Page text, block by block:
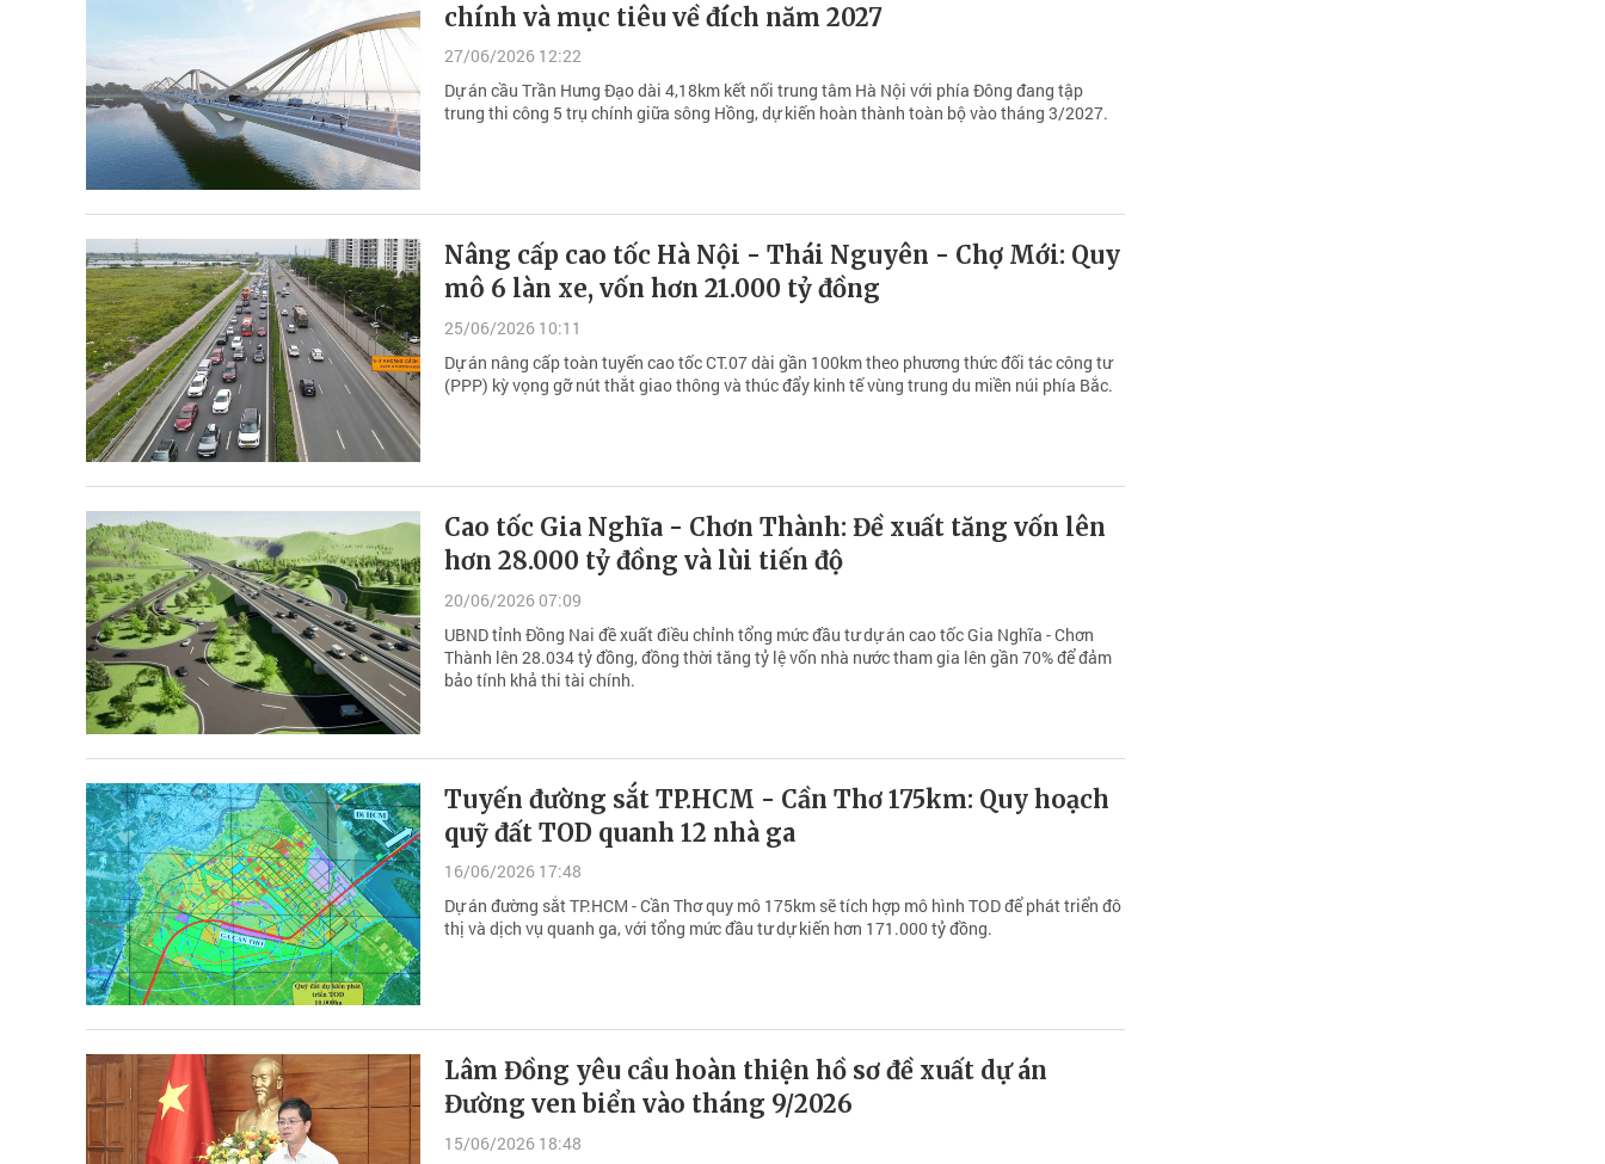
chính và mục tiêu về đích năm 2027
27/06/2026 12:22
Dự án cầu Trần Hưng Đạo dài 4,18km kết nối trung tâm Hà Nội với phía Đông đang tập
trung thi công 5 trụ chính giữa sông Hồng, dự kiến hoàn thành toàn bộ vào tháng 3/2027.
Nâng cấp cao tốc Hà Nội - Thái Nguyên - Chợ Mới: Quy
mô 6 làn xe, vốn hơn 21.000 tỷ đồng
25/06/2026 10:11
Dự án nâng cấp toàn tuyến cao tốc CT.07 dài gần 100km theo phương thức đối tác công tư
(PPP) kỳ vọng gỡ nút thắt giao thông và thúc đẩy kinh tế vùng trung du miền núi phía Bắc.
Cao tốc Gia Nghĩa - Chơn Thành: Đề xuất tăng vốn lên
hơn 28.000 tỷ đồng và lùi tiến độ
20/06/2026 07:09
UBND tỉnh Đồng Nai đề xuất điều chỉnh tổng mức đầu tư dự án cao tốc Gia Nghĩa - Chơn
Thành lên 28.034 tỷ đồng, đồng thời tăng tỷ lệ vốn nhà nước tham gia lên gần 70% để đảm
bảo tính khả thi tài chính.
Tuyến đường sắt TP.HCM - Cần Thơ 175km: Quy hoạch
quỹ đất TOD quanh 12 nhà ga
16/06/2026 17:48
Dự án đường sắt TP.HCM - Cần Thơ quy mô 175km sẽ tích hợp mô hình TOD để phát triển đô
thị và dịch vụ quanh ga, với tổng mức đầu tư dự kiến hơn 171.000 tỷ đồng.
Lâm Đồng yêu cầu hoàn thiện hồ sơ đề xuất dự án
Đường ven biển vào tháng 9/2026
15/06/2026 18:48